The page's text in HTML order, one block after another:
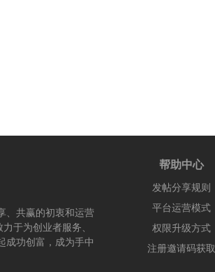
、共赢的初衷和运营
于为创业者服务、
成功创富，成为手中
帮助中心
发帖分享规则
平台运营模式
权限升级方式
注册邀请码获取